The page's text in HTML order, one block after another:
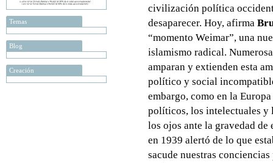
Temas
Blog
Creación
civilización política
desaparecer. Hoy, afirma
“momento Weimar”, una
islamismo radical.
amparan y extienden esta
político y social
embargo, como en la
políticos, los intelectuales y
los ojos ante la gravedad de
en 1939 alertó de lo que
sacude nuestras